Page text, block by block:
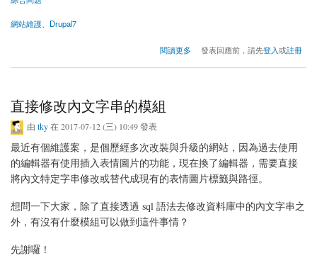
網站維護、Drupal7
閱讀更多 發表回應前，請先登入或註冊
直接修改內文字串的模組
由 tky在 2017-07-12 (三) 10:49 發表
最近有個維護案，是個歷經多次改裝與升級的網站，因為過去使用
的編輯器有使用插入表情圖片的功能，現在換了編輯器，需要直接
將內文特定字串修改或替代成現有的表情圖片標籤與路徑。
想問一下大家，除了直接透過 sql 語法去修改資料庫中的內文字串之
外，有沒有什麼模組可以做到這件事情？
先謝囉！